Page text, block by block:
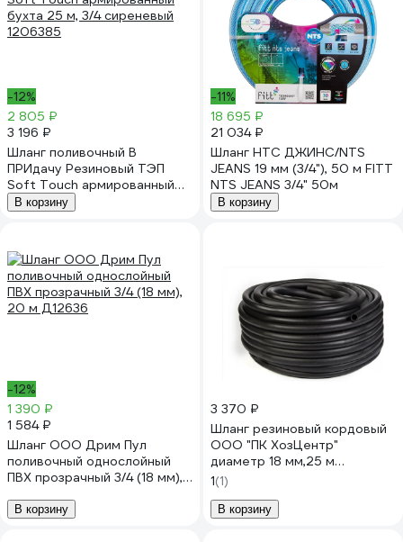
-12%
2 805 ₽
3 196 ₽
Шланг поливочный В
ПРИдачу Резиновый ТЭП
Soft Touch армированный
бухта 25 м, 3/4 сиреневый
1206385
В корзину
-11%
18 695 ₽
21 034 ₽
Шланг НТС ДЖИНС/NTS
JEANS 19 мм (3/4"), 50 м FITT
NTS JEANS 3/4" 50м
В корзину
-12%
1 390 ₽
1 584 ₽
Шланг ООО Дрим Пул
поливочный однослойный
ПВХ прозрачный 3/4 (18 мм),
В корзину
3 370 ₽
Шланг резиновый кордовый
ООО "ПК ХозЦентр"
диаметр 18 мм,25 м
СИ-01749
1(1)
В корзину